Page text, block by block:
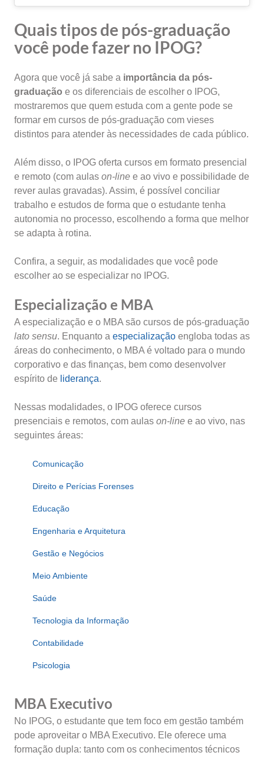
Quais tipos de pós-graduação
você pode fazer no IPOG?
Agora que você já sabe a importância da pós-
graduação e os diferenciais de escolher o IPOG,
mostraremos que quem estuda com a gente pode se
formar em cursos de pós-graduação com vieses
distintos para atender às necessidades de cada público.
Além disso, o IPOG oferta cursos em formato presencial
e remoto (com aulas on-line e ao vivo e possibilidade de
rever aulas gravadas). Assim, é possível conciliar
trabalho e estudos de forma que o estudante tenha
autonomia no processo, escolhendo a forma que melhor
se adapta à rotina.
Confira, a seguir, as modalidades que você pode
escolher ao se especializar no IPOG.
Especialização e MBA
A especialização e o MBA são cursos de pós-graduação
lato sensu. Enquanto a especialização engloba todas as
áreas do conhecimento, o MBA é voltado para o mundo
corporativo e das finanças, bem como desenvolver
espírito de liderança.
Nessas modalidades, o IPOG oferece cursos
presenciais e remotos, com aulas on-line e ao vivo, nas
seguintes áreas:
Comunicação
Direito e Perícias Forenses
Educação
Engenharia e Arquitetura
Gestão e Negócios
Meio Ambiente
Saúde
Tecnologia da Informação
Contabilidade
Psicologia
MBA Executivo
No IPOG, o estudante que tem foco em gestão também
pode aproveitar o MBA Executivo. Ele oferece uma
formação dupla: tanto com os conhecimentos técnicos